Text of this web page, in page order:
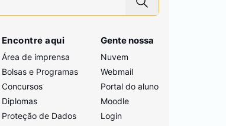
Encontre aqui
Área de imprensa
Bolsas e Programas
Concursos
Diplomas
Proteção de Dados
Gente nossa
Nuvem
Webmail
Portal do aluno
Moodle
Login